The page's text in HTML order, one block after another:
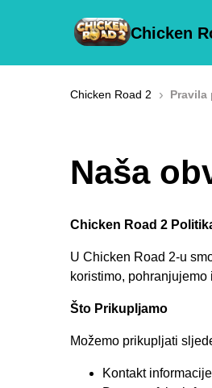
Chicken
Chicken Road 2 › Pravila
Naša
Chicken Road 2
U Chicken Road 2-u
koristimo,
Što Prikupljamo
Možemo prikupljati
Kontakt